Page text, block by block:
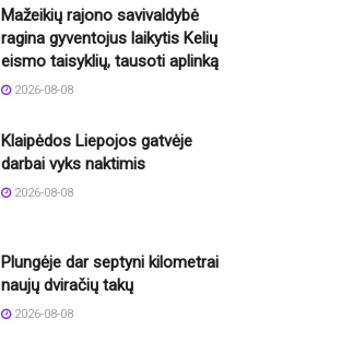
Mažeikių rajono savivaldybė
ragina gyventojus laikytis Kelių
eismo taisyklių, tausoti aplinką
2026-08-08
Klaipėdos Liepojos gatvėje
darbai vyks naktimis
2026-08-08
Plungėje dar septyni kilometrai
naujų dviračių takų
2026-08-08